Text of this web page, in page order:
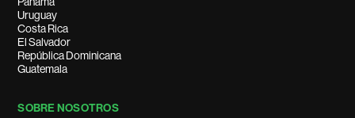
Uruguay
Costa Rica
El Salvador
República Dominicana
Guatemala
SOBRE NOSOTROS